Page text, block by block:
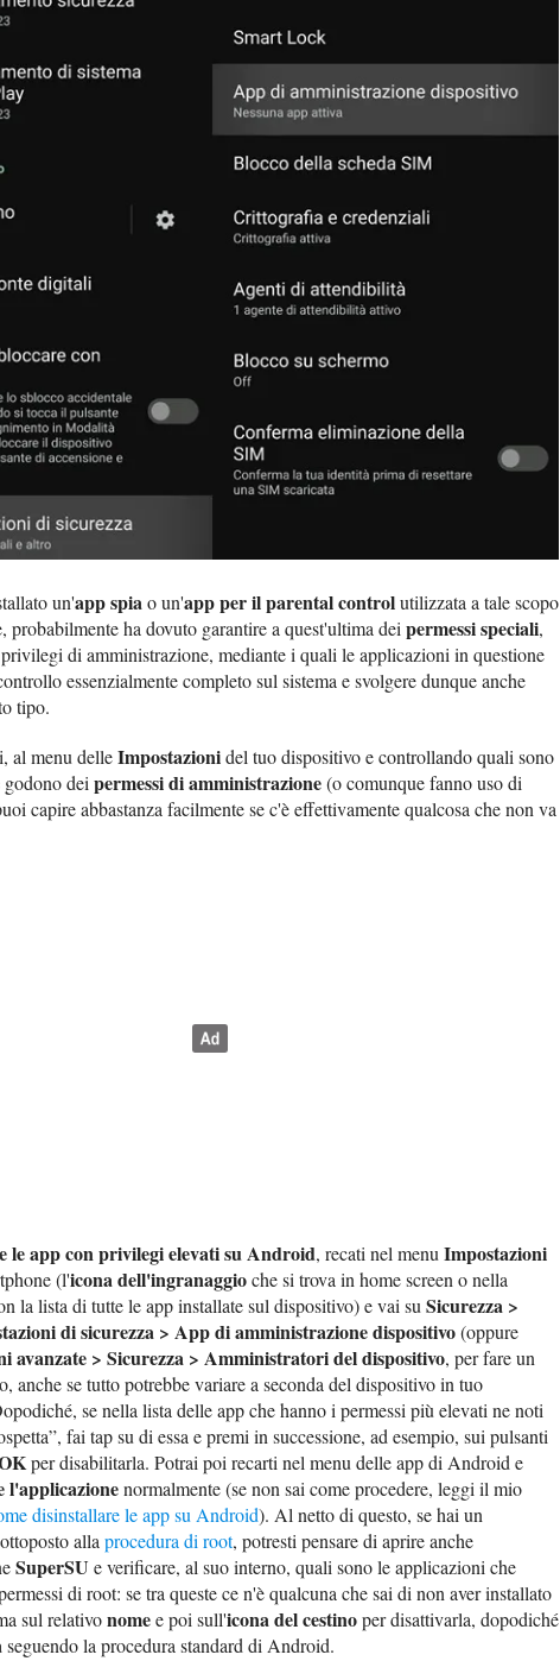
un'app spiao un'app per il parental controlutilizzata a tale scopo
probabilmente ha dovuto garantire a quest'ultima deipermessi speciali,
di amministrazione, mediante i quali le applicazioni in questione
essenzialmente completo sul sistema e svolgere dunque anche
tipo.
al menu delleImpostazionidel tuo dispositivo e controllando quali sono
deipermessi di amministrazione(o comunque fanno uso di
capire abbastanza facilmente se c'è effettivamente qualcosa che non va
le app con privilegi elevati su Android, recati nel menuImpostazioni
(l'icona dell'ingranaggioche si trova in home screen o nella
la lista di tutte le app installate sul dispositivo) e vai suSicurezza >
di sicurezza > App di amministrazione dispositivo(oppure
avanzate > Sicurezza > Amministratori del dispositivo, per fare un
anche se tutto potrebbe variare a seconda del dispositivo in tuo
se nella lista delle app che hanno i permessi più elevati ne noti
fai tap su di essa e premi in successione, ad esempio, sui pulsanti
per disabilitarla. Potrai poi recarti nel menu delle app di Android e
l'applicazionenormalmente (se non sai come procedere, leggi il mio
disinstallare le app su Android). Al netto di questo, se hai un
allaprocedura di root, potresti pensare di aprire anche
SuperSU e verificare, al suo interno, quali sono le applicazioni che
di root: se tra queste ce n'è qualcuna che sai di non aver installato
sul relativonomee poi sull'icona del cestinoper disattivarla, dopodiché
seguendo la procedura standard di Android.